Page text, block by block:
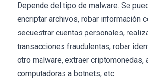
Depende del tipo de malware. Se
encriptar archivos, robar información
secuestrar cuentas personales,
transacciones fraudulentas, robar
otro malware, extraer criptomonedas,
computadoras a botnets, etc.